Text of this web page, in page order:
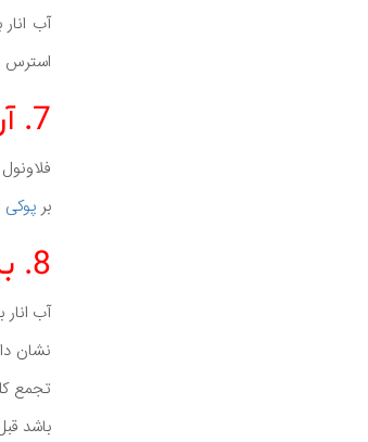
آب
استرس
7. آرتروز
بر
8. بیماری قلب
آب
نشان
تجمع
باشد